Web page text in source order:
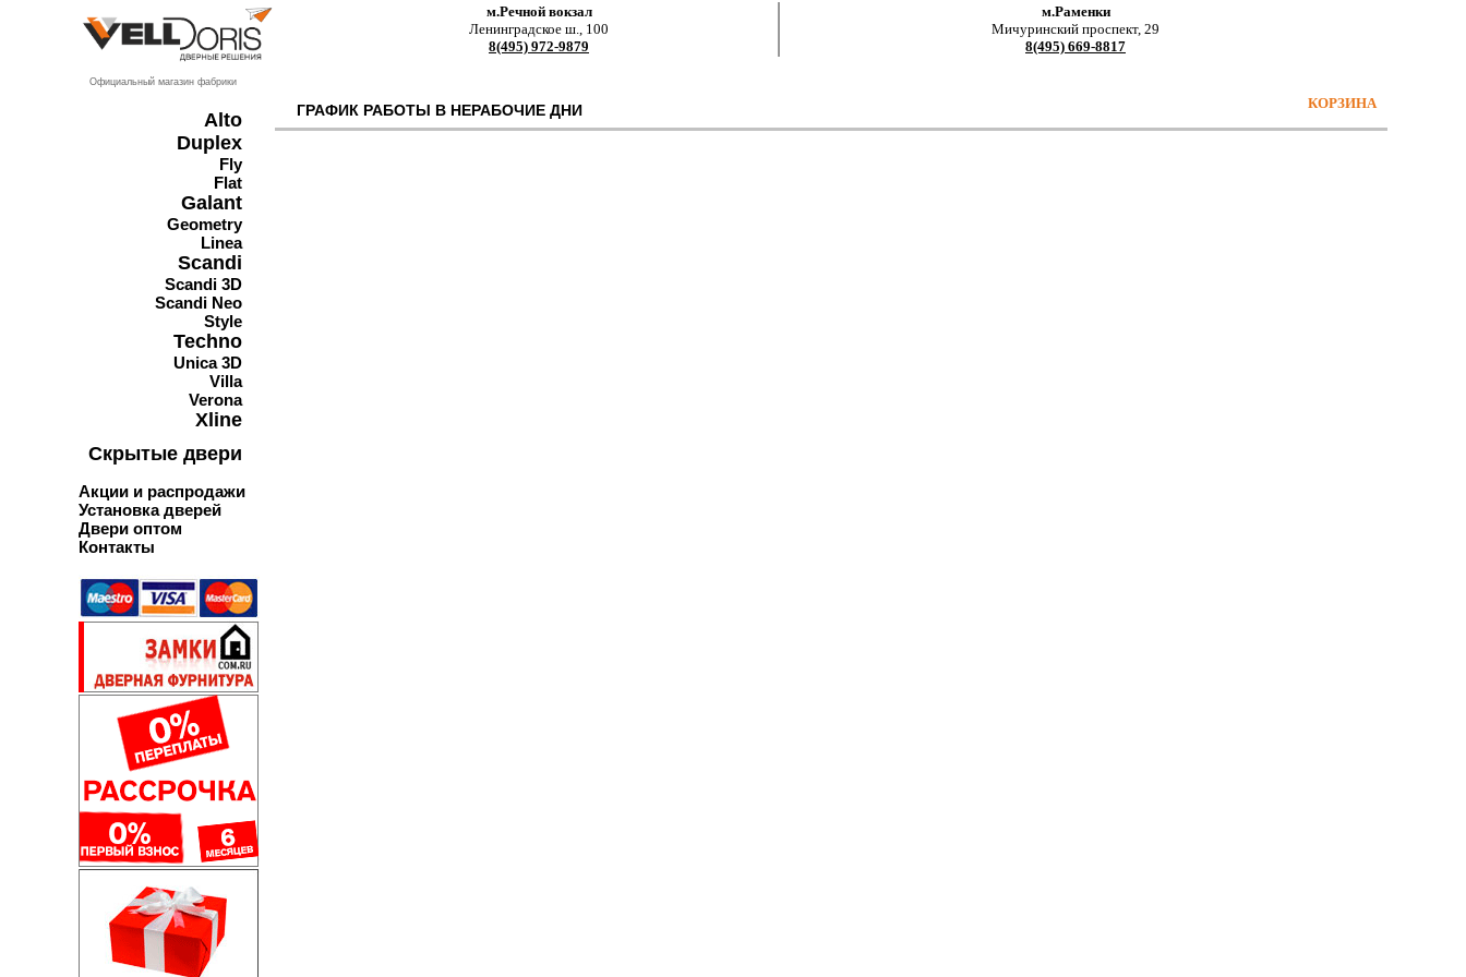
Официальный магазин фабрики
Alto
Duplex
Fly
Flat
Galant
Geometry
Linea
Scandi
Scandi 3D
Scandi Neo
Style
Techno
Unica 3D
Villa
Verona
Xline
Скрытые двери
Акции и распродажи
Установка дверей
Двери оптом
Контакты
м.Речной вокзал
Ленинградское ш., 100
8(495) 972-9879
м.Раменки
Мичуринский проспект, 29
8(495) 669-8817
КОРЗИНА
ГРАФИК РАБОТЫ В НЕРАБОЧИЕ ДНИ